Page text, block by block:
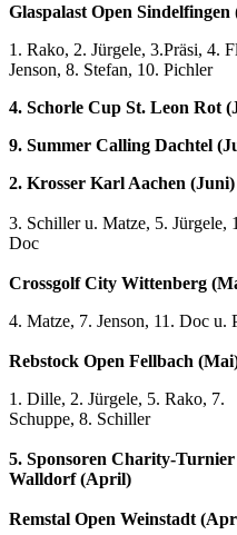
Glaspalast Open Sindelfingen
1. Rako, 2. Jürgele, 3.Präsi, 4.
Jenson, 8. Stefan, 10. Pichler
4. Schorle Cup St. Leon Rot
9. Summer Calling Dachtel
2. Krosser Karl Aachen (Juni)
3. Schiller u. Matze, 5. Jürgele,
Doc
Crossgolf City Wittenberg
4. Matze, 7. Jenson, 11. Doc u.
Rebstock Open Fellbach
1. Dille, 2. Jürgele, 5. Rako, 7.
Schuppe, 8. Schiller
5. Sponsoren Charity-Turnier
Walldorf (April)
Remstal Open Weinstadt